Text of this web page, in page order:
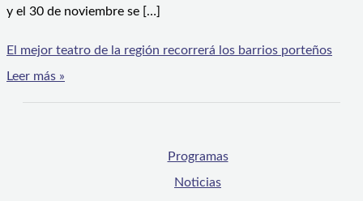
y el 30 de noviembre se […]
El mejor teatro de la región recorrerá los barrios porteños
Leer más »
Programas
Noticias